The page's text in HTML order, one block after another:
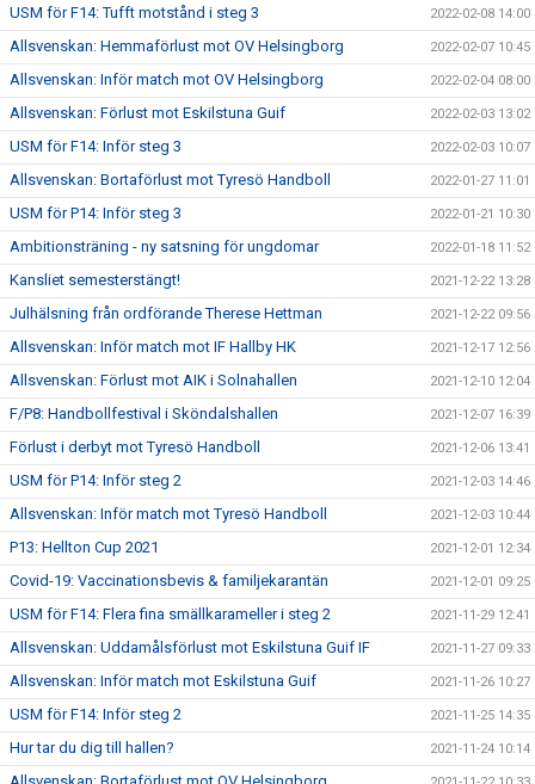
USM för F14: Tufft motstånd i steg 3 2022-02-08 14:00
Allsvenskan: Hemmaförlust mot OV Helsingborg 2022-02-07 10:45
Allsvenskan: Inför match mot OV Helsingborg 2022-02-04 08:00
Allsvenskan: Förlust mot Eskilstuna Guif 2022-02-03 13:02
USM för F14: Inför steg 3 2022-02-03 10:07
Allsvenskan: Bortaförlust mot Tyresö Handboll 2022-01-27 11:01
USM för P14: Inför steg 3 2022-01-21 10:30
Ambitionsträning - ny satsning för ungdomar 2022-01-18 11:52
Kansliet semesterstängt! 2021-12-22 13:28
Julhälsning från ordförande Therese Hettman 2021-12-22 09:56
Allsvenskan: Inför match mot IF Hallby HK 2021-12-17 12:56
Allsvenskan: Förlust mot AIK i Solnahallen 2021-12-10 12:04
F/P8: Handbollfestival i Sköndalshallen 2021-12-07 16:39
Förlust i derbyt mot Tyresö Handboll 2021-12-06 13:41
USM för P14: Inför steg 2 2021-12-03 14:46
Allsvenskan: Inför match mot Tyresö Handboll 2021-12-03 10:44
P13: Hellton Cup 2021 2021-12-01 12:34
Covid-19: Vaccinationsbevis & familjekarantän 2021-12-01 09:25
USM för F14: Flera fina smällkarameller i steg 2 2021-11-29 12:41
Allsvenskan: Uddamålsförlust mot Eskilstuna Guif IF 2021-11-27 09:33
Allsvenskan: Inför match mot Eskilstuna Guif 2021-11-26 10:27
USM för F14: Inför steg 2 2021-11-25 14:35
Hur tar du dig till hallen? 2021-11-24 10:14